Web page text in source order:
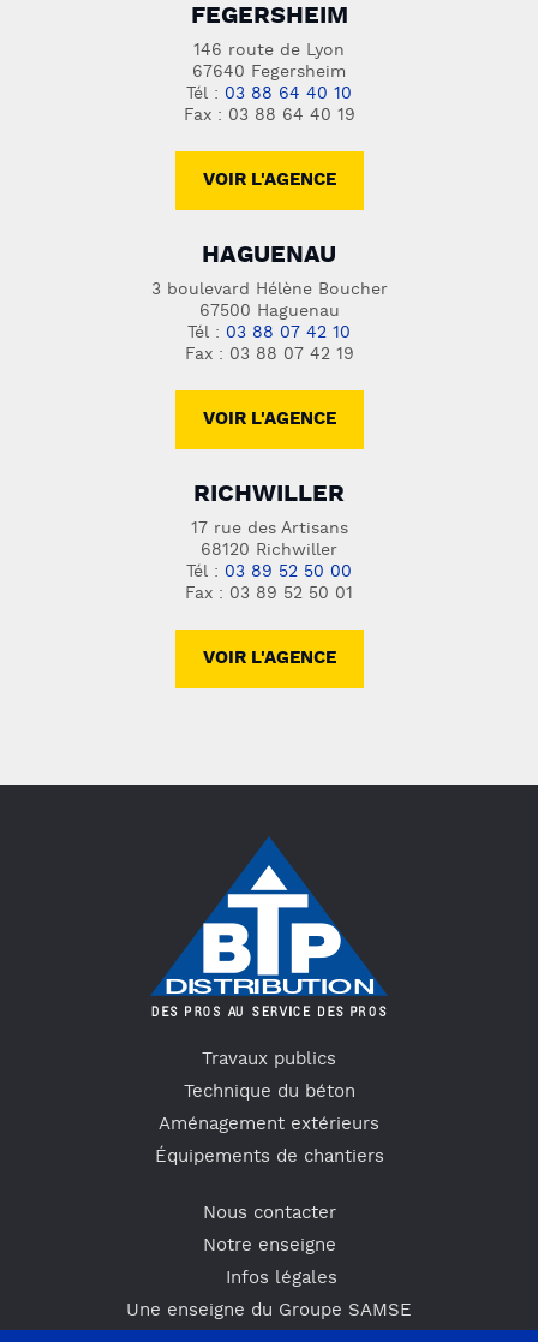
FEGERSHEIM
146 route de Lyon
67640 Fegersheim
Tél : 03 88 64 40 10
Fax : 03 88 64 40 19
VOIR L'AGENCE
HAGUENAU
3 boulevard Hélène Boucher
67500 Haguenau
Tél : 03 88 07 42 10
Fax : 03 88 07 42 19
VOIR L'AGENCE
RICHWILLER
17 rue des Artisans
68120 Richwiller
Tél : 03 89 52 50 00
Fax : 03 89 52 50 01
VOIR L'AGENCE
Travaux publics
Technique du béton
Aménagement extérieurs
Équipements de chantiers
Nous contacter
Notre enseigne
Infos légales
Une enseigne du Groupe SAMSE